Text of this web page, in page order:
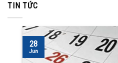
TIN TỨC
28
Jun